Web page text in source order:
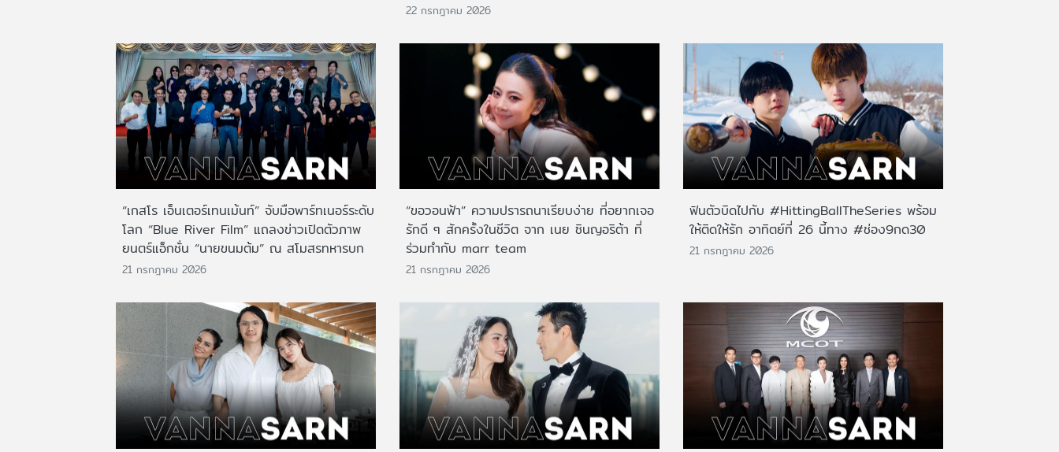
22 กรกฎาคม 2026
“เกสโร เอ็นเตอร์เทนเม้นท์” จับมือพาร์ทเนอร์ระดับ
โลก “Blue River Film” แถลงข่าวเปิดตัวภาพ
ยนตร์แอ็กชั่น “นายขนมต้ม” ณ สโมสรทหารบก
21 กรกฎาคม 2026
“ขอวอนฟ้า” ความปรารถนาเรียบง่าย ที่อยากเจอ
รักดี ๆ สักครั้งในชีวิต จาก เนย ซินญอริต้า ที่
ร่วมทำกับ marr team
21 กรกฎาคม 2026
ฟินตัวบิดไปกับ #HittingBallTheSeries พร้อม
ให้ติดให้รัก อาทิตย์ที่ 26 นี้ทาง #ช่อง9กด30
21 กรกฎาคม 2026